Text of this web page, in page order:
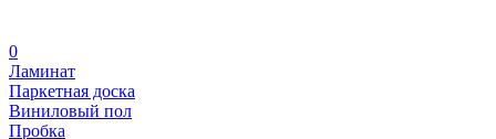
0
Ламинат
Паркетная доска
Виниловый пол
Пробка